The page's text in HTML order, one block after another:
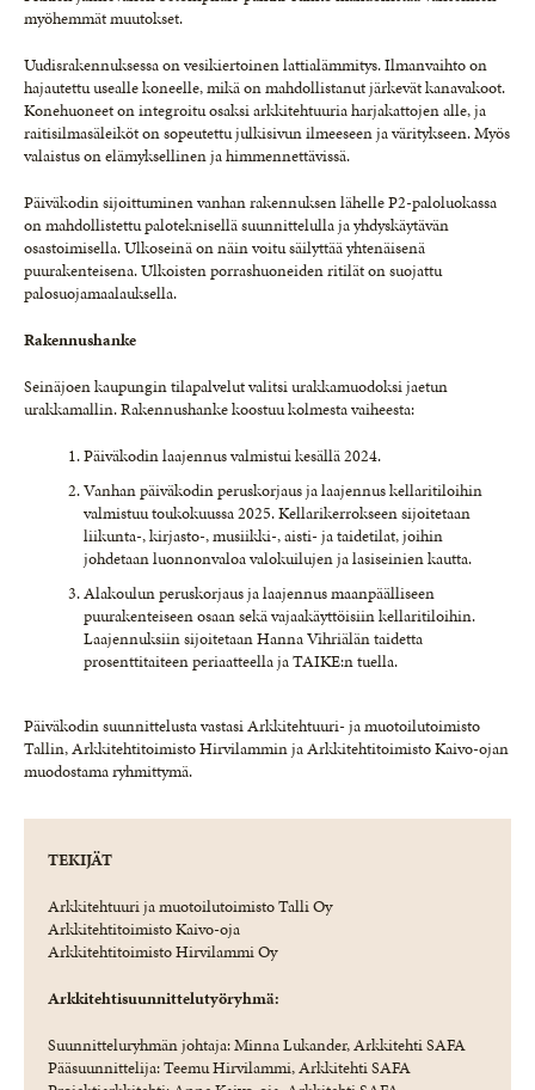
myöhemmät muutokset.
Uudisrakennuksessa on vesikiertoinen lattialämmitys. Ilmanvaihto on
hajautettu usealle koneelle, mikä on mahdollistanut järkevät kanavakoot.
Konehuoneet on integroitu osaksi arkkitehtuuria harjakattojen alle, ja
raitisilmasäleiköt on sopeutettu julkisivun ilmeeseen ja väritykseen. Myös
valaistus on elämyksellinen ja himmennettävissä.
Päiväkodin sijoittuminen vanhan rakennuksen lähelle P2-paloluokassa
on mahdollistettu paloteknisellä suunnittelulla ja yhdyskäytävän
osastoimisella. Ulkoseinä on näin voitu säilyttää yhtenäisenä
puurakenteisena. Ulkoisten porrashuoneiden ritilät on suojattu
palosuojamaalauksella.
Rakennushanke
Seinäjoen kaupungin tilapalvelut valitsi urakkamuodoksi jaetun
urakkamallin. Rakennushanke koostuu kolmesta vaiheesta:
Päiväkodin laajennus valmistui kesällä 2024.
Vanhan päiväkodin peruskorjaus ja laajennus kellaritiloihin
valmistuu toukokuussa 2025. Kellarikerrokseen sijoitetaan
liikunta-, kirjasto-, musiikki-, aisti- ja taidetilat, joihin
johdetaan luonnonvaloa valokuilujen ja lasiseinien kautta.
Alakoulun peruskorjaus ja laajennus maanpäälliseen
puurakenteiseen osaan sekä vajaakäyttöisiin kellaritiloihin.
Laajennuksiin sijoitetaan Hanna Vihriälän taidetta
prosenttitaiteen periaatteella ja TAIKE:n tuella.
Päiväkodin suunnittelusta vastasi Arkkitehtuuri- ja muotoilutoimisto
Tallin, Arkkitehtitoimisto Hirvilammin ja Arkkitehtitoimisto Kaivo-ojan
muodostama ryhmittymä.
TEKIJÄT
Arkkitehtuuri ja muotoilutoimisto Talli Oy
Arkkitehtitoimisto Kaivo-oja
Arkkitehtitoimisto Hirvilammi Oy
Arkkitehtisuunnittelutyöryhmä:
Suunnitteluryhmän johtaja: Minna Lukander, Arkkitehti SAFA
Pääsuunnittelija: Teemu Hirvilammi, Arkkitehti SAFA